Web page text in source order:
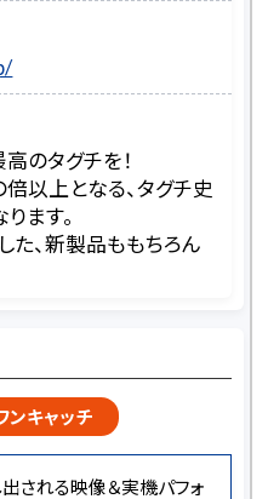
高のタグチを！
以上となる、タグチ史
ます。
、新製品ももちろん
キャッチ
される映像＆実機パフォ